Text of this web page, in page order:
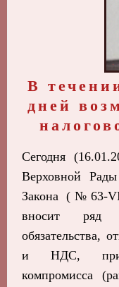
В
дней
Сегодня
Верховной
Закона (№63-
вносит ряд
обязательства,
и НДС, при
компромисса